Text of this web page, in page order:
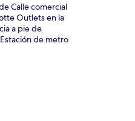
Caja de seguridad en la
Calle comercial
Outlets en la
a pie de
de metro